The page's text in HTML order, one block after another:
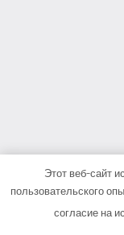
Этот веб-сайт
пользовательского
согласие на